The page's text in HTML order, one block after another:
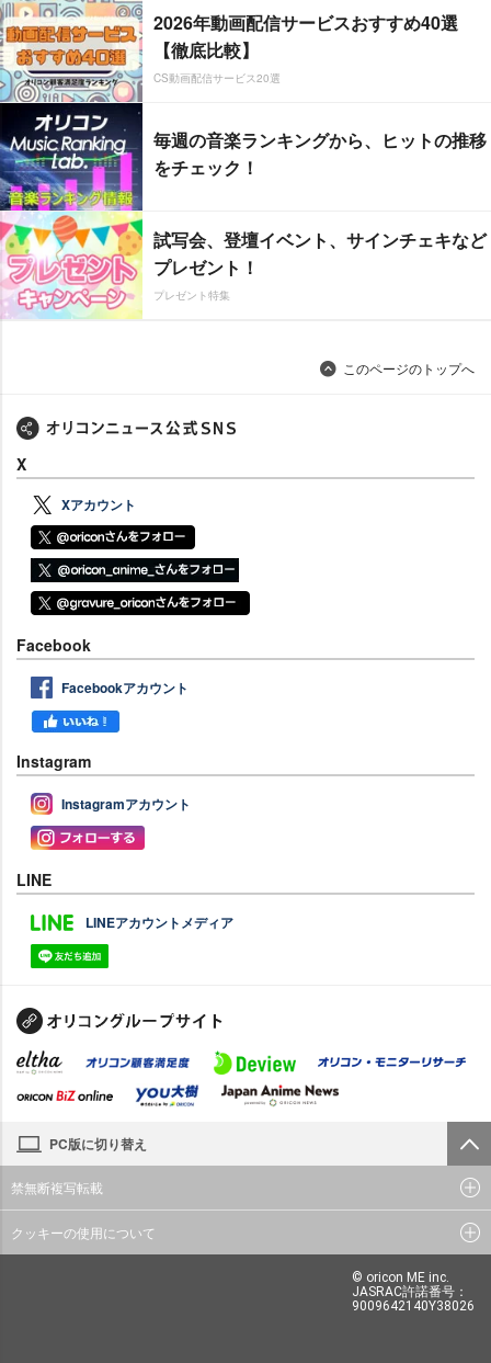
2026年動画配信サービスおすすめ40選
【徹底比較】
CS動画配信サービス20選
毎週の音楽ランキングから、ヒットの推移
をチェック！
試写会、登壇イベント、サインチェキなど
プレゼント！
プレゼント特集
このページのトップへ
X
Xアカウント
Facebook
Facebookアカウント
Instagram
Instagramアカウント
LINE
LINEアカウントメディア
PC版に切り替え
禁無断複写転載
クッキーの使用について
© oricon ME inc.
JASRAC許諾番号：
9009642140Y38026